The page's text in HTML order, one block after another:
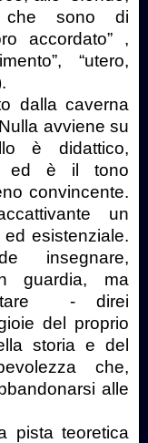
che sono di
accordato” ,
“utero,
dalla caverna
avviene su
è didattico,
ed è il tono
convincente.
un
esistenziale.
insegnare,
guardia, ma
- direi
del proprio
storia e del
che,
alle
pista teoretica